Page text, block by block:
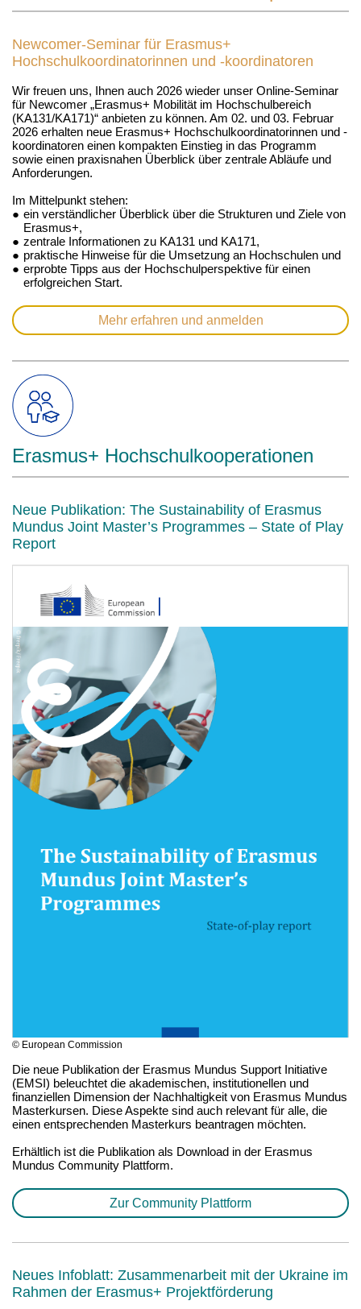
Newcomer-Seminar für Erasmus+
Hochschulkoordinatorinnen und -koordinatoren
Wir freuen uns, Ihnen auch 2026 wieder unser Online-Seminar
für Newcomer „Erasmus+ Mobilität im Hochschulbereich
(KA131/KA171)“ anbieten zu können. Am 02. und 03. Februar
2026 erhalten neue Erasmus+ Hochschulkoordinatorinnen und -
koordinatoren einen kompakten Einstieg in das Programm
sowie einen praxisnahen Überblick über zentrale Abläufe und
Anforderungen.
Im Mittelpunkt stehen:
● ein verständlicher Überblick über die Strukturen und Ziele von
Erasmus+,
● zentrale Informationen zu KA131 und KA171,
● praktische Hinweise für die Umsetzung an Hochschulen und
● erprobte Tipps aus der Hochschulperspektive für einen
erfolgreichen Start.
Mehr erfahren und anmelden
Erasmus+ Hochschulkooperationen
Neue Publikation: The Sustainability of Erasmus
Mundus Joint Master’s Programmes – State of Play
Report
© European Commission
Die neue Publikation der Erasmus Mundus Support Initiative
(EMSI) beleuchtet die akademischen, institutionellen und
finanziellen Dimension der Nachhaltigkeit von Erasmus Mundus
Masterkursen. Diese Aspekte sind auch relevant für alle, die
einen entsprechenden Masterkurs beantragen möchten.
Erhältlich ist die Publikation als Download in der Erasmus
Mundus Community Plattform.
Zur Community Plattform
Neues Infoblatt: Zusammenarbeit mit der Ukraine im
Rahmen der Erasmus+ Projektförderung